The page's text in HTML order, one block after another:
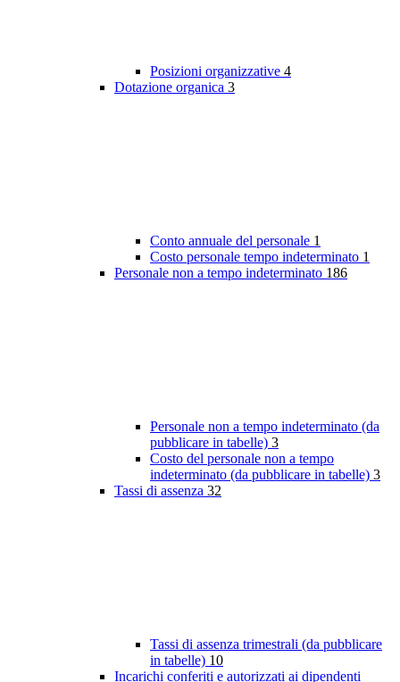
Posizioni organizzative 4
Dotazione organica 3
Conto annuale del personale 1
Costo personale tempo indeterminato 1
Personale non a tempo indeterminato 186
Personale non a tempo indeterminato (da
pubblicare in tabelle) 3
Costo del personale non a tempo
indeterminato (da pubblicare in tabelle) 3
Tassi di assenza 32
Tassi di assenza trimestrali (da pubblicare
in tabelle) 10
Incarichi conferiti e autorizzati ai dipendenti